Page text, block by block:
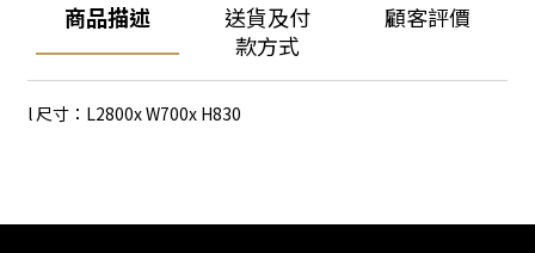
商品描述
送貨及付
款方式
顧客評價
l 尺寸：L2800x W700x H830